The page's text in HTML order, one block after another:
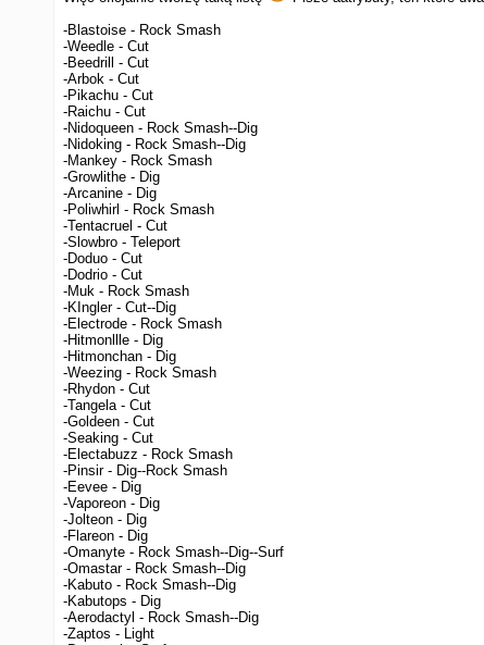
-Blastoise - Rock Smash
-Weedle - Cut
-Beedrill - Cut
-Arbok - Cut
-Pikachu - Cut
-Raichu - Cut
-Nidoqueen - Rock Smash--Dig
-Nidoking - Rock Smash--Dig
-Mankey - Rock Smash
-Growlithe - Dig
-Arcanine - Dig
-Poliwhirl - Rock Smash
-Tentacruel - Cut
-Slowbro - Teleport
-Doduo - Cut
-Dodrio - Cut
-Muk - Rock Smash
-KIngler - Cut--Dig
-Electrode - Rock Smash
-Hitmonllle - Dig
-Hitmonchan - Dig
-Weezing - Rock Smash
-Rhydon - Cut
-Tangela - Cut
-Goldeen - Cut
-Seaking - Cut
-Electabuzz - Rock Smash
-Pinsir - Dig--Rock Smash
-Eevee - Dig
-Vaporeon - Dig
-Jolteon - Dig
-Flareon - Dig
-Omanyte - Rock Smash--Dig--Surf
-Omastar - Rock Smash--Dig
-Kabuto - Rock Smash--Dig
-Kabutops - Dig
-Aerodactyl - Rock Smash--Dig
-Zaptos - Light